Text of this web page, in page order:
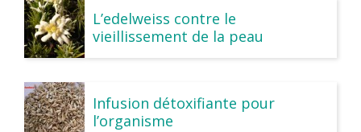
L’edelweiss contre le
vieillissement de la peau
Infusion détoxifiante pour
l’organisme